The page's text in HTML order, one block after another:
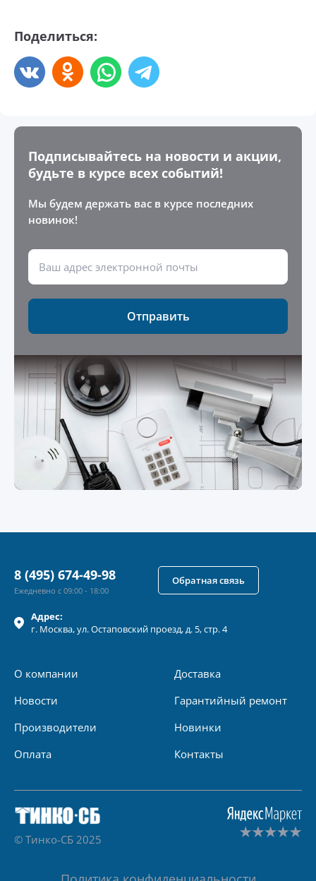
Поделиться:
Подписывайтесь на новости и акции,
будьте в курсе всех событий!
Мы будем держать вас в курсе последних
новинок!
Отправить
Адрес:
г. Москва, ул.Остаповский проезд, д. 5, стр. 4
О компании
Новости
Производители
Оплата
Доставка
Гарантийный ремонт
Новинки
Контакты
8 (495) 674-49-98
Ежедневно с 09:00 - 18:00
Обратная связь
© Тинко-СБ 2025